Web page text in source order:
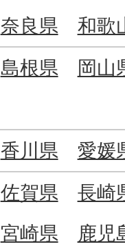
奈良県 和歌
島根県
岡山
香川県 愛媛
佐賀県
長崎
宮崎県
鹿児